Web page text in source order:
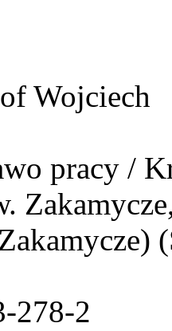
Wojciech
pracy /
278-2